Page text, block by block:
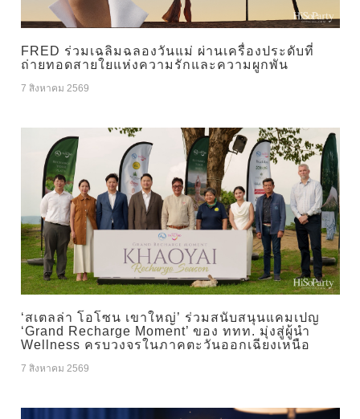
FRED ร่วมเฉลิมฉลองวันแม่ ผ่านเครื่องประดับที่
ถ่ายทอดสายใยแห่งความรักและความผูกพัน
7 สิงหาคม 2569
‘สเตลล่า โอโซน เขาใหญ่’ ร่วมสนับสนุนแคมเปญ
‘Grand Recharge Moment’ ของ ททท. มุ่งสู่ผู้นำ
Wellness ครบวงจรในภาคตะวันออกเฉียงเหนือ
7 สิงหาคม 2569